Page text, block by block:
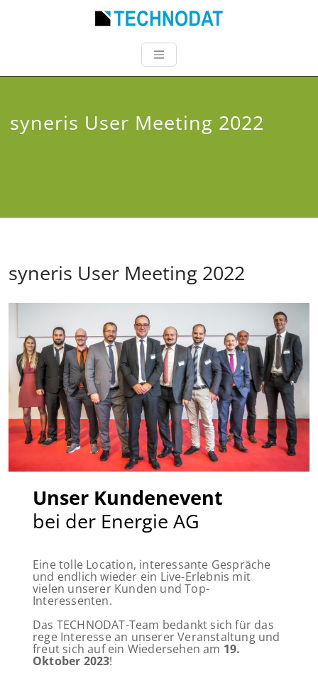
syneris User Meeting 2022
syneris User Meeting 2022
Unser Kundenevent
bei der Energie AG
Eine tolle Location, interessante Gespräche
und endlich wieder ein Live-Erlebnis mit
vielen unserer Kunden und Top-
Interessenten.
Das TECHNODAT-Team bedankt sich für das
rege Interesse an unserer Veranstaltung und
freut sich auf ein Wiedersehen am 19.
Oktober 2023!